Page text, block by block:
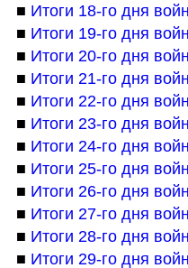
■ Итоги 18-го дня
■ Итоги 19-го дня
■ Итоги 20-го дня
■ Итоги 21-го дня
■ Итоги 22-го дня
■ Итоги 23-го дня
■ Итоги 24-го дня
■ Итоги 25-го дня
■ Итоги 26-го дня
■ Итоги 27-го дня
■ Итоги 28-го дня
■ Итоги 29-го дня